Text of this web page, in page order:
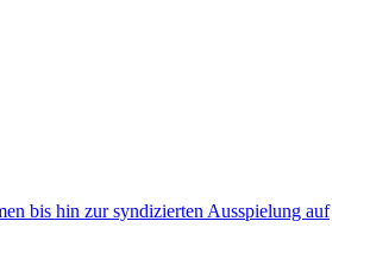
bis hin zur syndizierten Ausspielung auf